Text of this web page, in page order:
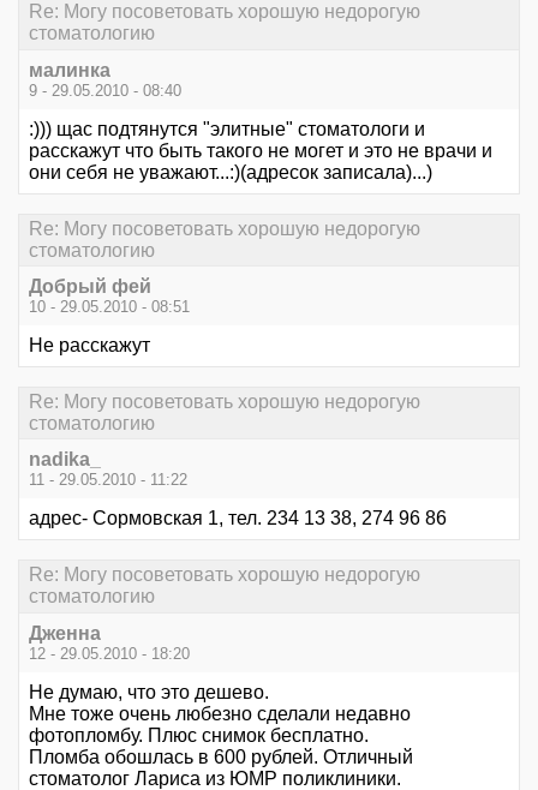
Re: Могу посоветовать хорошую недорогую
стоматологию
малинка
9 - 29.05.2010 - 08:40
:))) щас подтянутся "элитные" стоматологи и
расскажут что быть такого не могет и это не врачи и
они себя не уважают...:)(адресок записала)...)
Re: Могу посоветовать хорошую недорогую
стоматологию
Добрый фей
10 - 29.05.2010 - 08:51
Не расскажут
Re: Могу посоветовать хорошую недорогую
стоматологию
nadika_
11 - 29.05.2010 - 11:22
адрес- Сормовская 1, тел. 234 13 38, 274 96 86
Re: Могу посоветовать хорошую недорогую
стоматологию
Дженна
12 - 29.05.2010 - 18:20
Не думаю, что это дешево.
Мне тоже очень любезно сделали недавно
фотопломбу. Плюс снимок бесплатно.
Пломба обошлась в 600 рублей. Отличный
стоматолог Лариса из ЮМР поликлиники.